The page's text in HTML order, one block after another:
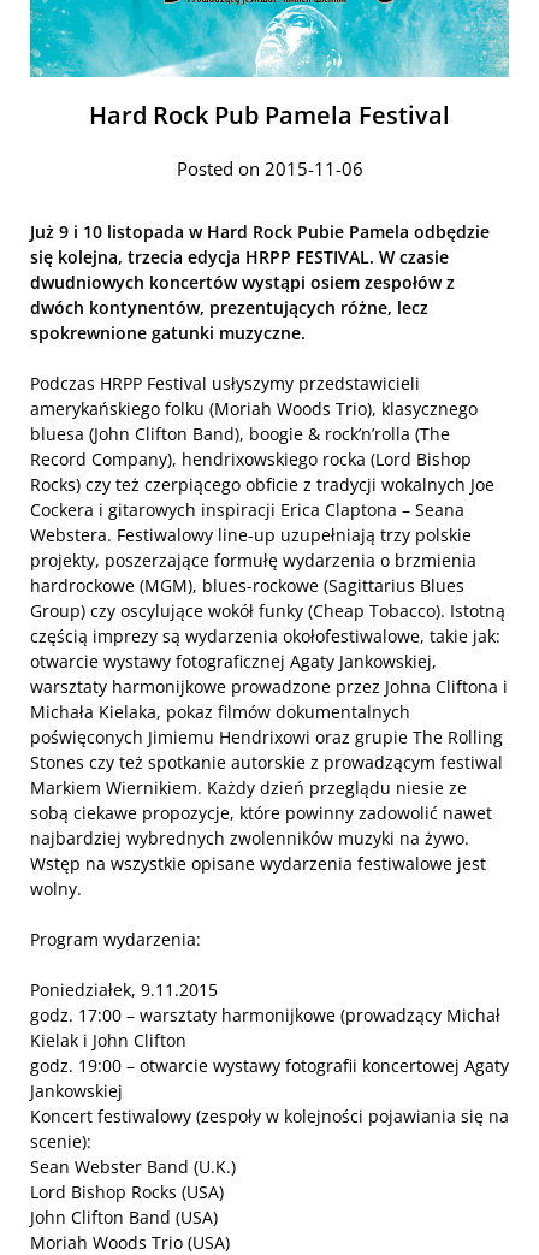
Hard Rock Pub Pamela Festival
Posted on 2015-11-06
Już 9 i 10 listopada w Hard Rock Pubie Pamela odbędzie
się kolejna, trzecia edycja HRPP FESTIVAL. W czasie
dwudniowych koncertów wystąpi osiem zespołów z
dwóch kontynentów, prezentujących różne, lecz
spokrewnione gatunki muzyczne.
Podczas HRPP Festival usłyszymy przedstawicieli
amerykańskiego folku (Moriah Woods Trio), klasycznego
bluesa (John Clifton Band), boogie & rock’n’rolla (The
Record Company), hendrixowskiego rocka (Lord Bishop
Rocks) czy też czerpiącego obficie z tradycji wokalnych Joe
Cockera i gitarowych inspiracji Erica Claptona – Seana
Webstera. Festiwalowy line-up uzupełniają trzy polskie
projekty, poszerzające formułę wydarzenia o brzmienia
hardrockowe (MGM), blues-rockowe (Sagittarius Blues
Group) czy oscylujące wokół funky (Cheap Tobacco). Istotną
częścią imprezy są wydarzenia okołofestiwalowe, takie jak:
otwarcie wystawy fotograficznej Agaty Jankowskiej,
warsztaty harmonijkowe prowadzone przez Johna Cliftona i
Michała Kielaka, pokaz filmów dokumentalnych
poświęconych Jimiemu Hendrixowi oraz grupie The Rolling
Stones czy też spotkanie autorskie z prowadzącym festiwal
Markiem Wiernikiem. Każdy dzień przeglądu niesie ze
sobą ciekawe propozycje, które powinny zadowolić nawet
najbardziej wybrednych zwolenników muzyki na żywo.
Wstęp na wszystkie opisane wydarzenia festiwalowe jest
wolny.
Program wydarzenia:
Poniedziałek, 9.11.2015
godz. 17:00 – warsztaty harmonijkowe (prowadzący Michał
Kielak i John Clifton
godz. 19:00 – otwarcie wystawy fotografii koncertowej Agaty
Jankowskiej
Koncert festiwalowy (zespoły w kolejności pojawiania się na
scenie):
Sean Webster Band (U.K.)
Lord Bishop Rocks (USA)
John Clifton Band (USA)
Moriah Woods Trio (USA)